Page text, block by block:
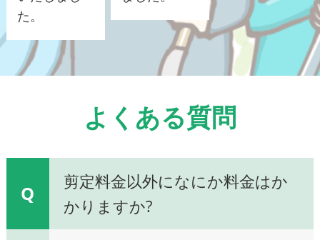
た。
よくある質問
Q
剪定料金以外になにか料金はか
かりますか?